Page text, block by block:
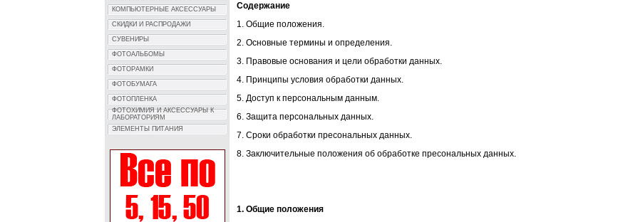
КОМПЬЮTЕРНЫЕ АКСЕССУАРЫ
СКИДКИ И РАСПРОДАЖИ
СУВЕНИРЫ
ФОТОAЛЬБОМЫ
ФОТОPАМКИ
ФОТОБУМАГА
ФОТОПЛЕНКА
ФОТОХИМИЯ И АКCЕССУАРЫ К
ЛАБОРАТОРИЯМ
ЭЛЕМЕНТЫ ПИТАНИЯ
Содержание
1. Общие положения.
2. Основные термины и определения.
3. Правовые основания и цели обработки данных.
4. Принципы условия обработки данных.
5. Доступ к персональным данным.
6. Защита персональных данных.
7. Сроки обработки пресональных данных.
8. Заключительные положения об обработке пресональных данных.
1. Общие положения